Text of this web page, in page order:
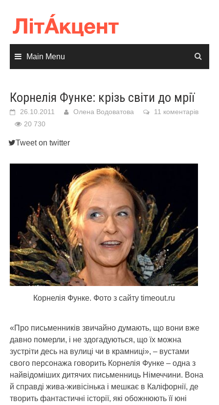
content
Main Menu
Корнелія Функе: крізь світи до мрії
26.10.2011 Олена Водоватова
11 коментарів
20 730
Tweet on twitter
Корнелія Функе. Фото з сайту timeout.ru
«Про письменників звичайно думають, що вони вже
давно померли, і не здогадуються, що їх можна
зустріти десь на вулиці чи в крамниці», – вустами
свого персонажа говорить Корнелія Функе – одна з
найвідоміших дитячих письменниць Німеччини. Вона
й справді жива-живісінька і мешкає в Каліфорнії, де
творить фантастичні історії, які обожнюють її юні